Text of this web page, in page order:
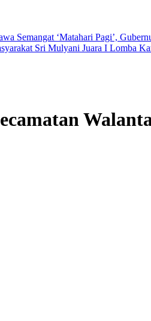
Semangat ‘Matahari Pagi’,
Sri Mulyani Juara I Lomba